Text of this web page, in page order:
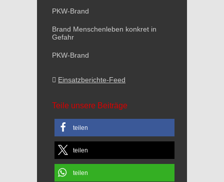
PKW-Brand
Brand Menschenleben konkret in
Gefahr
PKW-Brand
Einsatzberichte-Feed
Teile unsere Beiträge
teilen
teilen
teilen